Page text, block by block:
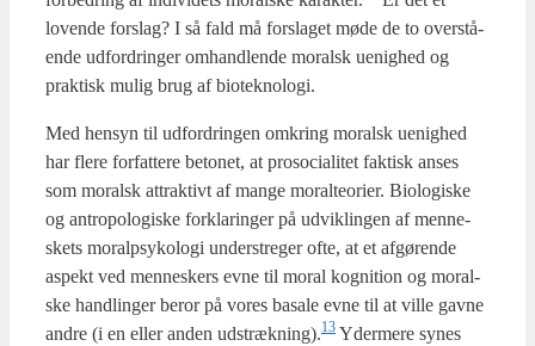
loven­de for­slag? I så fald må for­sla­get møde de to over­stå­
en­de udfor­drin­ger omhand­len­de moralsk uenig­hed og
prak­tisk mulig brug af bio­tek­no­lo­gi.
Med hen­syn til udfor­drin­gen omkring moralsk uenig­hed
har fle­re for­fat­te­re beto­net, at pro­so­ci­a­li­tet fak­tisk anses
som moralsk attrak­tivt af man­ge moral­te­o­ri­er. Bio­lo­gi­ske
og antro­po­lo­gi­ske for­kla­rin­ger på udvik­lin­gen af men­ne­
skets moralp­sy­ko­lo­gi under­stre­ger ofte, at et afgø­ren­de
aspekt ved men­ne­skers evne til moral kog­ni­tion og moral­
ske handling­er beror på vores basa­le evne til at vil­le gav­ne
andre (i en eller anden udstrækning).13 Yder­me­re synes